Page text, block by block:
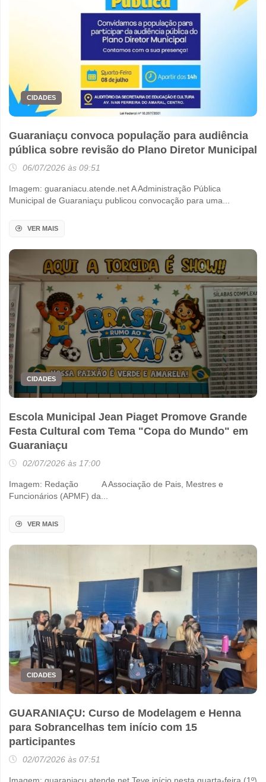
CIDADES
Guaraniaçu convoca população para audiência
pública sobre revisão do Plano Diretor Municipal
06/07/2026 às 09:51
Imagem: guaraniacu.atende.net A Administração Pública
Municipal de Guaraniaçu publicou convocação para uma...
VER MAIS
CIDADES
Escola Municipal Jean Piaget Promove Grande
Festa Cultural com Tema "Copa do Mundo" em
Guaraniaçu
02/07/2026 às 17:00
Imagem: Redação A Associação de Pais, Mestres e
Funcionários (APMF) da...
VER MAIS
CIDADES
GUARANIAÇU: Curso de Modelagem e Henna
para Sobrancelhas tem início com 15
participantes
02/07/2026 às 07:51
Imagem: guaraniacu.atende.net Teve início nesta quarta-feira (1º)